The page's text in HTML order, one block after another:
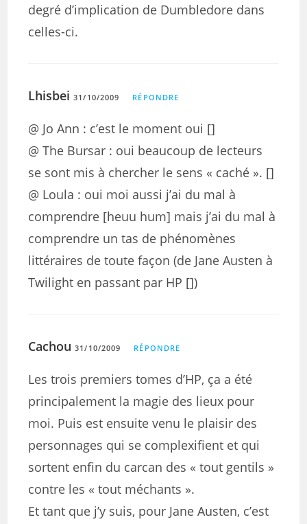
degré d’implication de Dumbledore dans
celles-ci.
Lhisbei 31/10/2009 RÉPONDRE
@ Jo Ann : c’est le moment oui []
@ The Bursar : oui beaucoup de lecteurs
se sont mis à chercher le sens « caché ». []
@ Loula : oui moi aussi j’ai du mal à
comprendre [heuu hum] mais j’ai du mal à
comprendre un tas de phénomènes
littéraires de toute façon (de Jane Austen à
Twilight en passant par HP [])
Cachou 31/10/2009 RÉPONDRE
Les trois premiers tomes d’HP, ça a été
principalement la magie des lieux pour
moi. Puis est ensuite venu le plaisir des
personnages qui se complexifient et qui
sortent enfin du carcan des « tout gentils »
contre les « tout méchants ».
Et tant que j’y suis, pour Jane Austen, c’est